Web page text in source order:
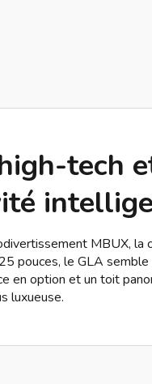
tech
MBUX, la
pouces, le GLA
en option et un toit
luxueuse.